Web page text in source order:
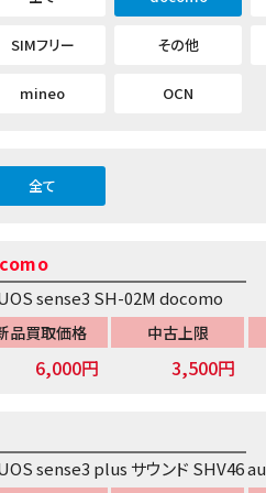
SIMフリー その他
mineo OCN
全て
sense3 SH-02M docomo
品買取価格
6,000円
中古上限
3,500円
sense3 plus サウンド SHV46 au